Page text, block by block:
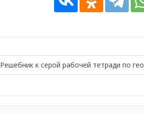
Решебник к серой рабочей тетради по